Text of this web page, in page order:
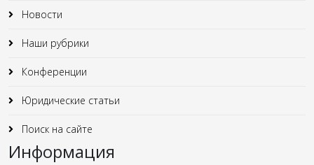
Новости
Наши рубрики
Конференции
Юридические статьи
Поиск на сайте
Информация